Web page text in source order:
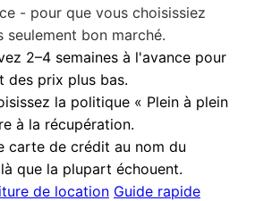
- pour que vous choisissiez
seulement bon marché.
2–4 semaines à l'avance pour
des prix plus bas.
la politique « Plein à plein
à la récupération.
carte de crédit au nom du
que la plupart échouent.
de location Guide rapide